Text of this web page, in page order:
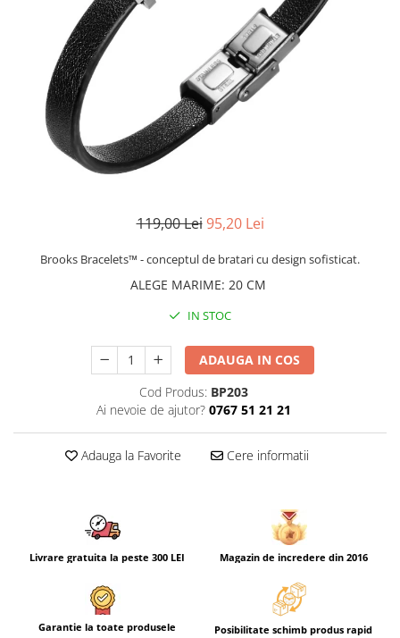
CEASURI DAMA
119,00 Lei 95,20 Lei
Brooks Bracelets™ - conceptul de bratari cu design sofisticat.
ALEGE MARIME: 20 CM
IN STOC
ADAUGA IN COS
Cod Produs: BP203
Ai nevoie de ajutor? 0767 51 21 21
Adauga la Favorite Cere informatii
Livrare gratuita la peste 300 LEI Magazin de incredere din 2016
Garantie la toate produsele Posibilitate schimb produs rapid